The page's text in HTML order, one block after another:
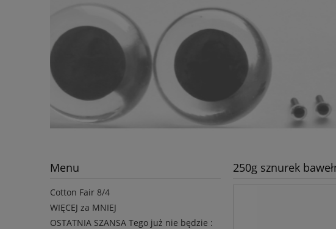
Menu
Cotton Fair 8/4
WIĘCEJ za MNIEJ
OSTATNIA SZANSA Tego już nie będzie :
250g sznurek